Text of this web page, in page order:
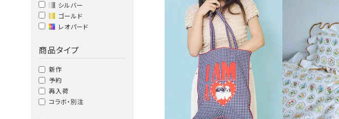
シルバー
ゴールド
レオパード
商品タイプ
新作
予約
再入荷
コラボ・別注